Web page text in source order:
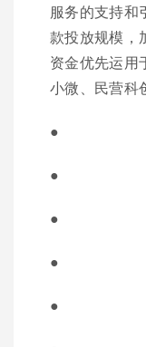
服务的支持和
款投放规模，
资金优先运用
小微、民营科
●
●
●
●
●